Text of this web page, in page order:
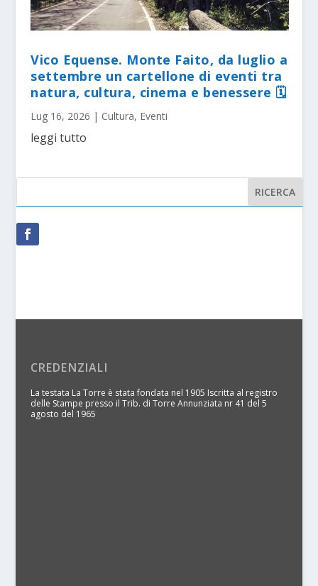
Vico Equense. Monte Faito, da luglio a
settembre un cartellone di eventi tra
natura, cultura, cinema e benessere 🗓
Lug 16, 2026 | Cultura, Eventi
leggi tutto
CREDENZIALI
La testata La Torre è stata fondata nel 1905 Iscritta al registro
delle Stampe presso il Trib. di Torre Annunziata nr 41 del 5
agosto del 1965